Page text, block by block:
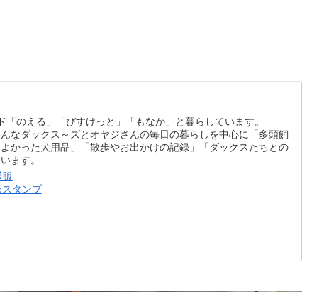
のえる」「びすけっと」「もなか」と暮らしています。
なダックス～ズとオヤジさんの毎日の暮らしを中心に「多頭飼
かった犬用品」「散歩やお出かけの記録」「ダックスたちとの
ます。
タンプ